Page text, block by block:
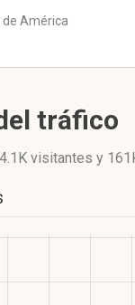
de América
tráfico
visitantes y